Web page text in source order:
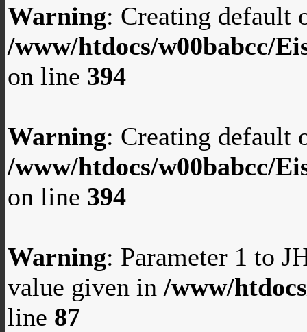
Warning: Creating default
/www/htdocs/w00babcc/
on line 394
Warning: Creating default
/www/htdocs/w00babcc/
on line 394
Warning: Parameter 1 to
value given in /www/
line 87